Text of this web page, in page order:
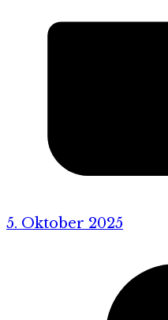
5. Oktober 2025